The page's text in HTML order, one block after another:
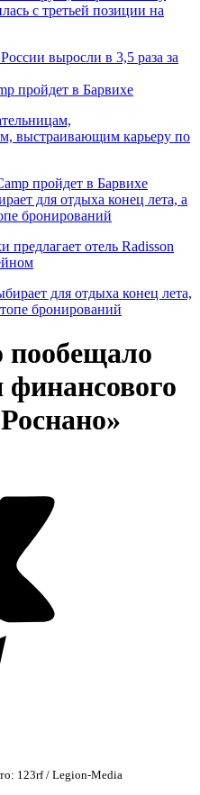
с третьей позиции на
пройдет в Барвихе
выстраивающим карьеру по
для отдыха конец лета, а
бронирований
предлагает отель Radisson
пообещало
финансового
123rf / Legion-Media